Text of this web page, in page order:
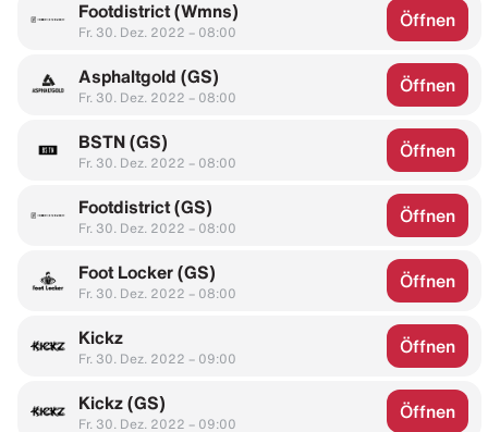
Footdistrict (Wmns)
Fr. 30. Dez. 2022 – 08:00
Öffnen
Asphaltgold (GS)
Fr. 30. Dez. 2022 – 08:00
Öffnen
BSTN (GS)
Fr. 30. Dez. 2022 – 08:00
Öffnen
Footdistrict (GS)
Fr. 30. Dez. 2022 – 08:00
Öffnen
Foot Locker (GS)
Fr. 30. Dez. 2022 – 08:00
Öffnen
Kickz
Fr. 30. Dez. 2022 – 09:00
Öffnen
Kickz (GS)
Fr. 30. Dez. 2022 – 09:00
Öffnen